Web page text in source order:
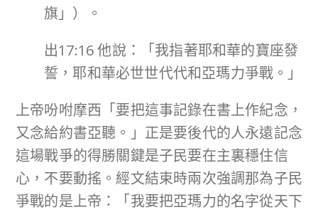
旗」）。
出17:16 他說：「我指著耶和華的寶座發
誓，耶和華必世世代代和亞瑪力爭戰。」
上帝吩咐摩西「要把這事記錄在書上作紀念，
又念給約書亞聽。」正是要後代的人永遠記念
這場戰爭的得勝關鍵是子民要在主裏穩住信
心，不要動搖。經文結束時兩次強調那為子民
爭戰的是上帝：「我要把亞瑪力的名字從天下